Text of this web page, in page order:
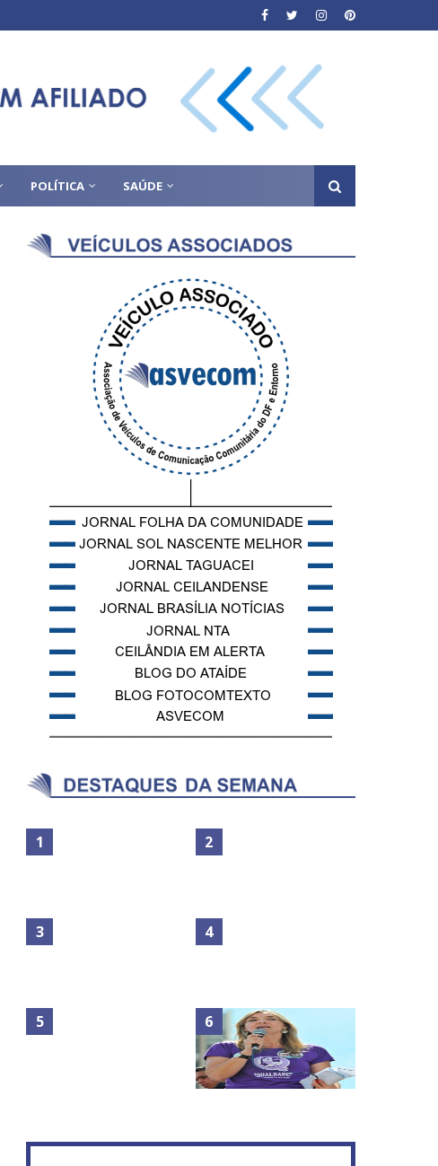
POLÍTICA SAÚDE
No Brasil do golpe, 61,5 mi
de consumidores estão
inadimplentes
Circulação de ar no túnel